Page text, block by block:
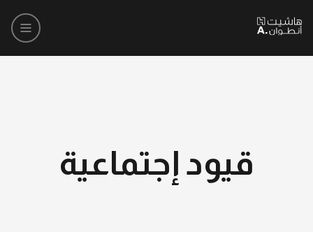
قيود إجتماعية